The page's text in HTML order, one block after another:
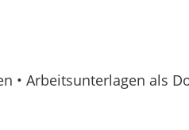
• Arbeitsunterlagen als